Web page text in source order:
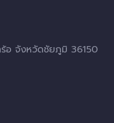
อ จังหวัดชัยภูมิ 36150